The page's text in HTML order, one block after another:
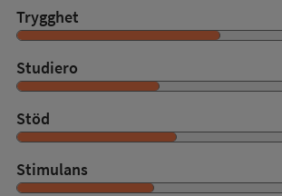
Trygghet
Studiero
Stöd
Stimulans